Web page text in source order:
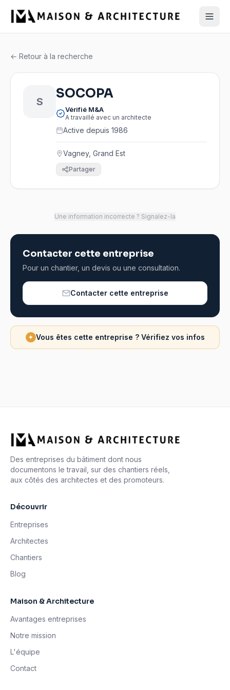
← Retour à la recherche
S
SOCOPA
Vérifié M&A
A travaillé avec un architecte
Active depuis 1986
Vagney, Grand Est
Partager
Une information incorrecte ? Signalez-la
Contacter cette entreprise
Pour un chantier, un devis ou une consultation.
Contacter cette entreprise
✦ Vous êtes cette entreprise ? Vérifiez vos infos
Des entreprises du bâtiment dont nous
documentons le travail, sur des chantiers réels,
aux côtés des architectes et des promoteurs.
Découvrir
Entreprises
Architectes
Chantiers
Blog
Maison & Architecture
Avantages entreprises
Notre mission
L'équipe
Contact